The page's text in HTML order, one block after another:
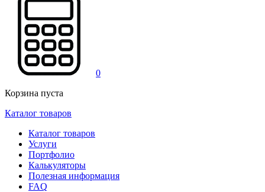
0
Корзина пуста
Каталог товаров
Каталог товаров
Услуги
Портфолио
Калькуляторы
Полезная информация
FAQ